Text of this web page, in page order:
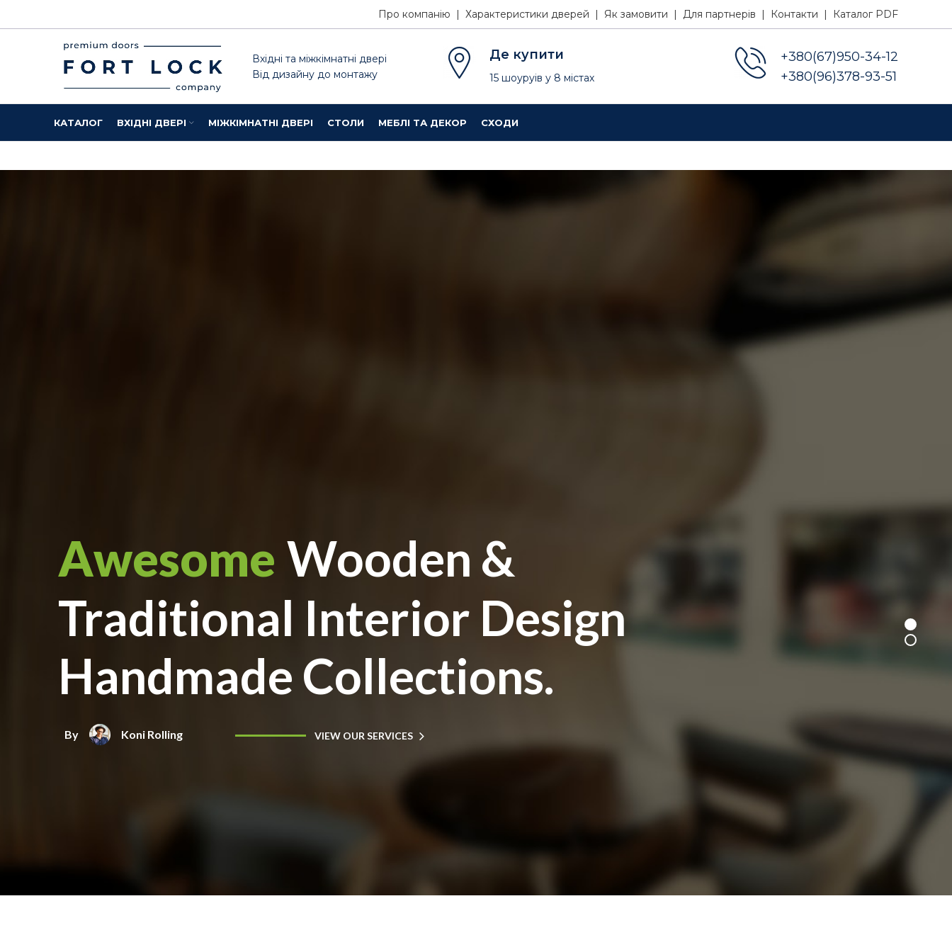
Про компанію | Характеристики дверей | Як замовити | Для партнерів | Контакти | Каталог PDF
Вхідні та міжкімнатні двері
Від дизайну до монтажу
Де купити
15 шоуруів у 8 містах
+380(67)950-34-12
+380(96)378-93-51
КАТАЛОГ ВХІДНІ ДВЕРІ МІЖКІМНАТНІ ДВЕРІ СТОЛИ МЕБЛІ ТА ДЕКОР СХОДИ
By Koni Rolling VIEW OUR SERVICES
Awesome Wooden &
Traditional Interior Design
Handmade Collections.